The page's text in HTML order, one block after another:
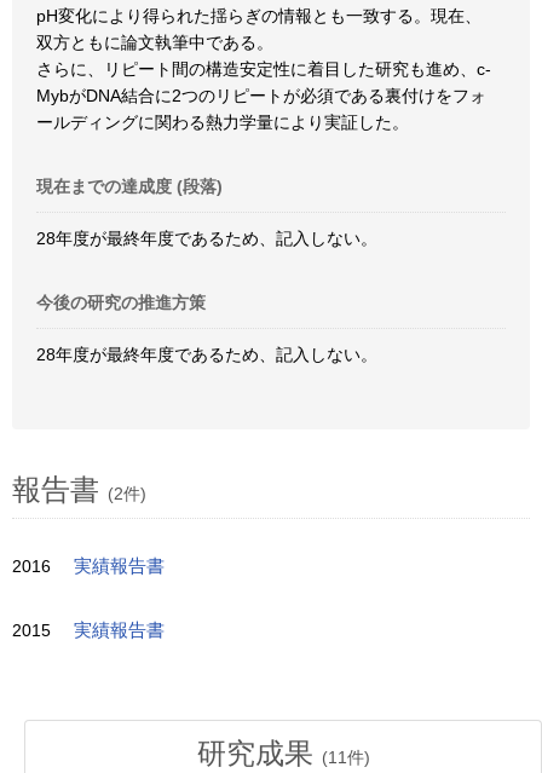
pH変化により得られた揺らぎの情報とも一致する。現在、
双方ともに論文執筆中である。
さらに、リピート間の構造安定性に着目した研究も進め、c-
MybがDNA結合に2つのリピートが必須である裏付けをフォ
ールディングに関わる熱力学量により実証した。
現在までの達成度 (段落)
28年度が最終年度であるため、記入しない。
今後の研究の推進方策
28年度が最終年度であるため、記入しない。
報告書 (2件)
2016 実績報告書
2015 実績報告書
研究成果 (11件)